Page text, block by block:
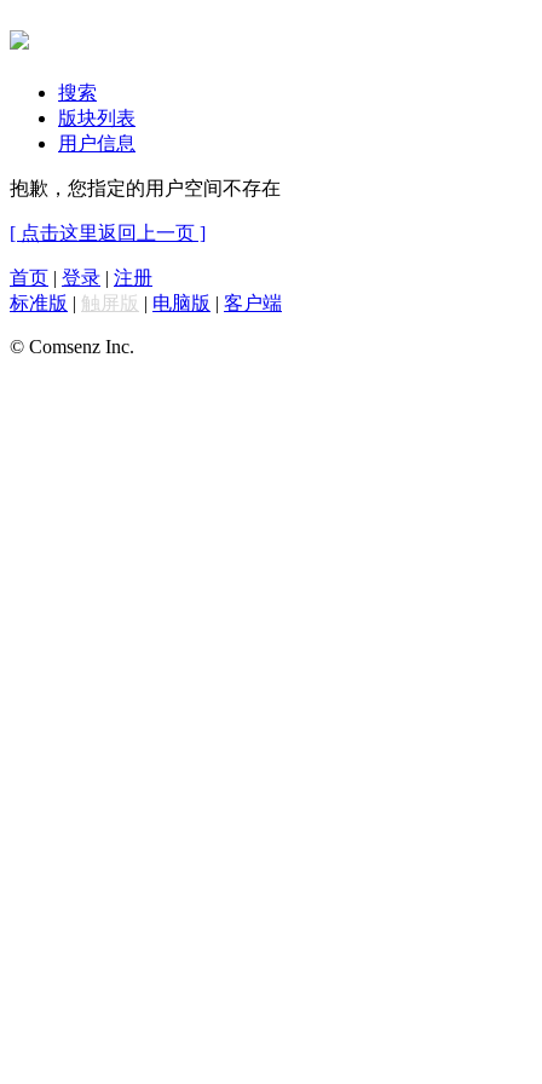
搜索
版块列表
用户信息
抱歉，您指定的用户空间不存在
[ 点击这里返回上一页 ]
首页 | 登录 | 注册
标准版 | 触屏版 | 电脑版 | 客户端
© Comsenz Inc.